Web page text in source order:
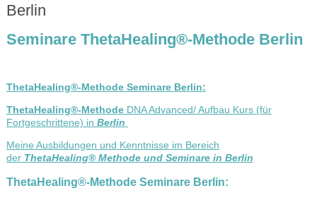
Berlin
Seminare ThetaHealing®-Methode Berlin
ThetaHealing®-Methode Seminare Berlin:
ThetaHealing®-Methode DNA Advanced/ Aufbau Kurs (für
Fortgeschrittene) in Berlin
Meine Ausbildungen und Kenntnisse im Bereich
der ThetaHealing® Methode und Seminare in Berlin
ThetaHealing®-Methode Seminare Berlin: